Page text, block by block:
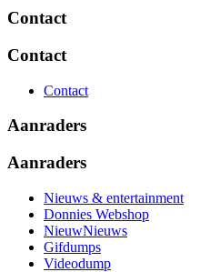
Contact
Contact
Contact
Aanraders
Aanraders
Nieuws & entertainment
Donnies Webshop
NieuwNieuws
Gifdumps
Videodump